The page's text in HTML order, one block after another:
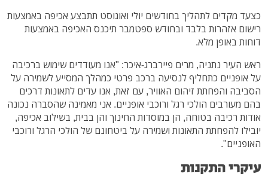
כצעד מקדים לתהליך בחודשים יולי ואוגוסט תתבצע אכיפה באמצעות
רישום אזהרות בלבד ובחודש ספטמבר תיכנס האכיפה באמצעות
דוחות באופן מלא.
ראש העיר נתניה, מרים פיירברג-איכר: "אנו מעודדים שימוש ברכיבה
על אופניים כתחליף לנסיעה ברכב פרטי כמהלך המסייע לשמירה על
הסביבה והפחתת זיהום האוויר, עם זאת, אנו עדים לתאונות דרכים
בהם מעורבים הולכי רגל ורוכבי אופניים. אני מאמינה שהסברה נכונה
אודות רכיבה בטוחה, הן במוסדות החינוך והן בבית, בשילוב אכיפה,
יובילו להפחתת התאונות ושמירה על ביטחונם של הולכי הרגל ורוכבי
האופניים".
עיקרי התקנות